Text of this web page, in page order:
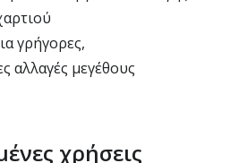
γρήγορες,
αλλαγές μεγέθους
χρήσεις